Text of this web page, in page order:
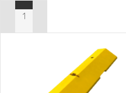
В КОРЗИНУ